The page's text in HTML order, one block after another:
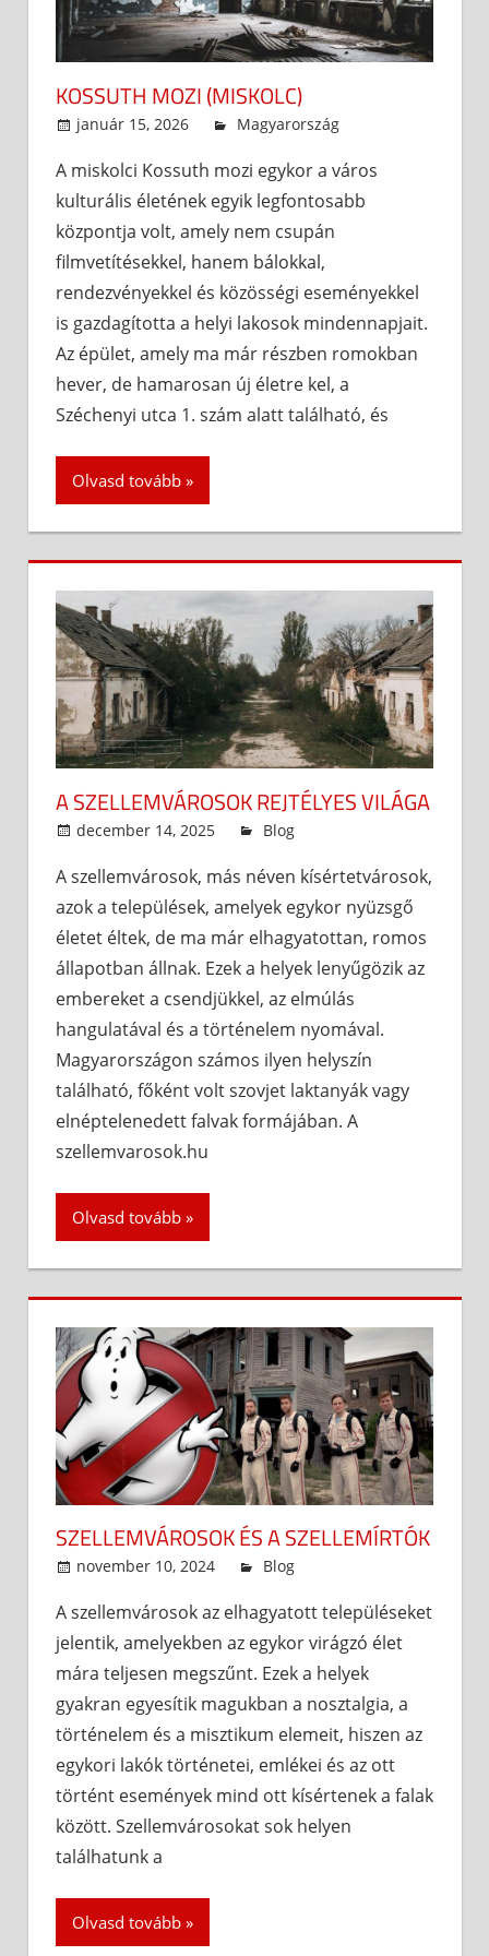
KOSSUTH MOZI (MISKOLC)
január 15, 2026 admin
Magyarország
A miskolci Kossuth mozi egykor a város
kulturális életének egyik legfontosabb
központja volt, amely nem csupán
filmvetítésekkel, hanem bálokkal,
rendezvényekkel és közösségi eseményekkel
is gazdagította a helyi lakosok mindennapjait.
Az épület, amely ma már részben romokban
hever, de hamarosan új életre kel, a
Széchenyi utca 1. szám alatt található, és
Olvasd tovább
A SZELLEMVÁROSOK REJTÉLYES VILÁGA
december 14, 2025 admin
Blog
A szellemvárosok, más néven kísértetvárosok,
azok a települések, amelyek egykor nyüzsgő
életet éltek, de ma már elhagyatottan, romos
állapotban állnak. Ezek a helyek lenyűgözik az
embereket a csendjükkel, az elmúlás
hangulatával és a történelem nyomával.
Magyarországon számos ilyen helyszín
található, főként volt szovjet laktanyák vagy
elnéptelenedett falvak formájában. A
szellemvarosok.hu
Olvasd tovább
SZELLEMVÁROSOK ÉS A SZELLEMÍRTÓK
november 10, 2024 admin
Blog
A szellemvárosok az elhagyatott településeket
jelentik, amelyekben az egykor virágzó élet
mára teljesen megszűnt. Ezek a helyek
gyakran egyesítik magukban a nosztalgia, a
történelem és a misztikum elemeit, hiszen az
egykori lakók történetei, emlékei és az ott
történt események mind ott kísértenek a falak
között. Szellemvárosokat sok helyen
találhatunk a
Olvasd tovább